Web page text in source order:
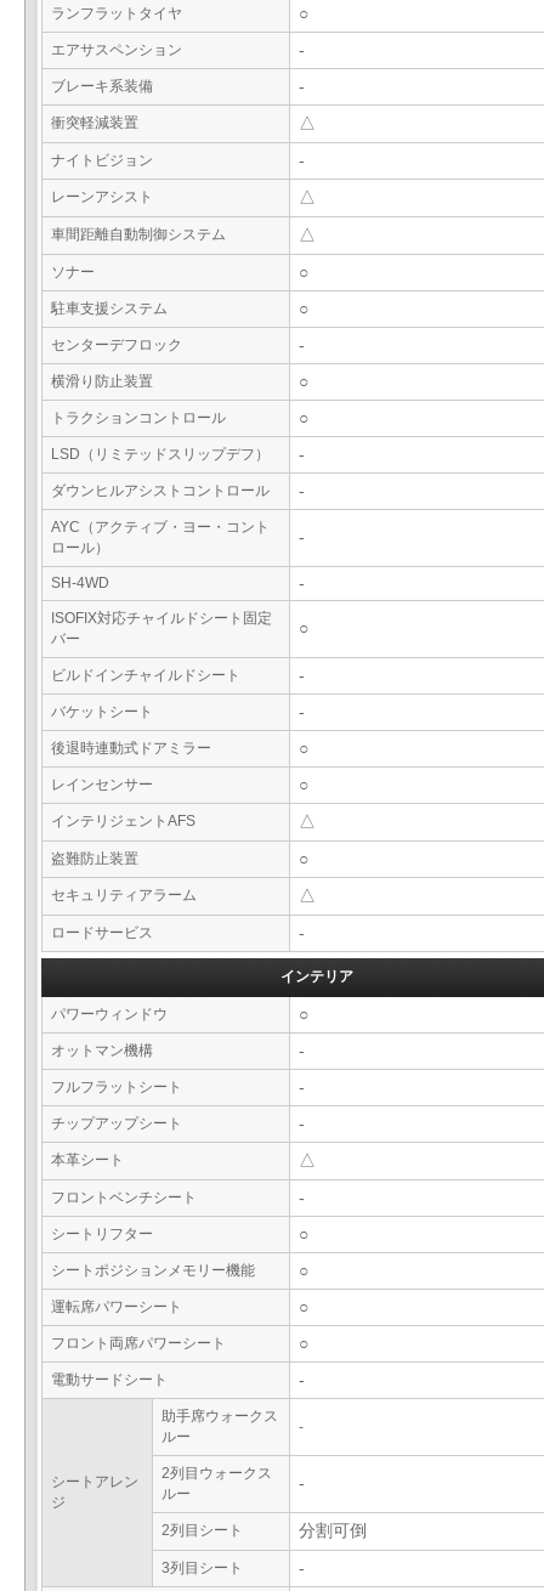
ランフラットタイヤ ○
エアサスペンション -
ブレーキ系装備 -
衝突軽減装置 △
ナイトビジョン -
レーンアシスト △
車間距離自動制御システム △
ソナー ○
駐車支援システム ○
センターデフロック -
横滑り防止装置 ○
トラクションコントロール ○
LSD（リミテッドスリップデフ） -
ダウンヒルアシストコントロール -
AYC（アクティブ・ヨー・コント
ロール）
-
SH-4WD -
ISOFIX対応チャイルドシート固定
バー
○
ビルドインチャイルドシート -
バケットシート -
後退時連動式ドアミラー ○
レインセンサー ○
インテリジェントAFS △
盗難防止装置 ○
セキュリティアラーム △
ロードサービス -
インテリア
パワーウィンドウ ○
オットマン機構 -
フルフラットシート -
チップアップシート -
本革シート △
フロントベンチシート -
シートリフター ○
シートポジションメモリー機能 ○
運転席パワーシート ○
フロント両席パワーシート ○
電動サードシート -
シートアレン
ジ
助手席ウォークス
ルー
-
2列目ウォークス
ルー
-
2列目シート 分割可倒
3列目シート -